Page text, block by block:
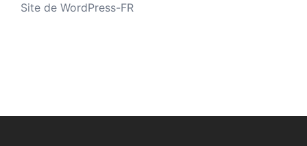
Site de WordPress-FR